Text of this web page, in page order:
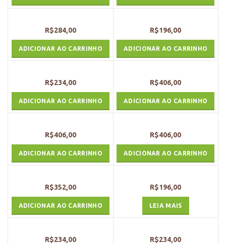
R$284,00
ADICIONAR AO CARRINHO
R$196,00
ADICIONAR AO CARRINHO
R$234,00
ADICIONAR AO CARRINHO
R$406,00
ADICIONAR AO CARRINHO
R$406,00
ADICIONAR AO CARRINHO
R$406,00
ADICIONAR AO CARRINHO
R$352,00
ADICIONAR AO CARRINHO
R$196,00
LEIA MAIS
R$234,00 R$234,00